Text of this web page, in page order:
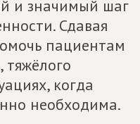
и значимый шаг
Сдавая
пациентам
когда
необходима.